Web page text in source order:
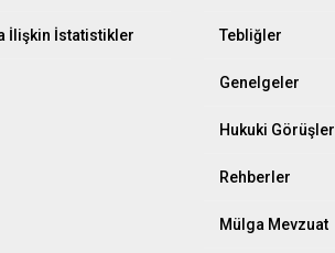
İlişkin İstatistikler Tebliğler
Genelgeler
Hukuki Görüşler
Rehberler
Mülga Mevzuat